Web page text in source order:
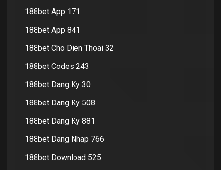
188bet App 171
188bet App 841
188bet Cho Dien Thoai 32
188bet Codes 243
188bet Dang Ky 30
188bet Dang Ky 508
188bet Dang Ky 881
188bet Dang Nhap 766
188bet Download 525